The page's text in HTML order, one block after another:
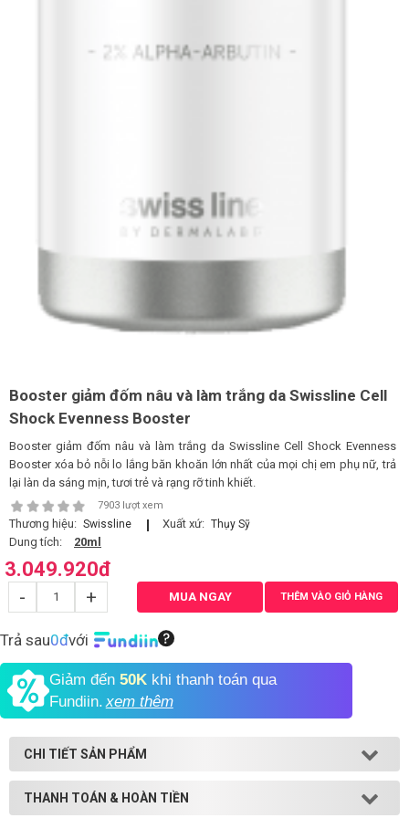
Booster giảm đốm nâu và làm trắng da Swissline Cell
Shock Evenness Booster
Booster giảm đốm nâu và làm trắng da Swissline Cell Shock Evenness
Booster xóa bỏ nỗi lo lắng băn khoăn lớn nhất của mọi chị em phụ nữ, trả
lại làn da sáng mịn, tươi trẻ và rạng rỡ tinh khiết.
7903 lượt xem
Thương hiệu: Swissline Xuất xứ: Thụy Sỹ
Dung tích: 20ml
3.049.920đ
- + MUA NGAY THÊM VÀO GIỎ HÀNG
Trả sau0đvới
Giảm đến 50K khi thanh toán qua
Fundiin. xem thêm
CHI TIẾT SẢN PHẨM
THANH TOÁN & HOÀN TIỀN